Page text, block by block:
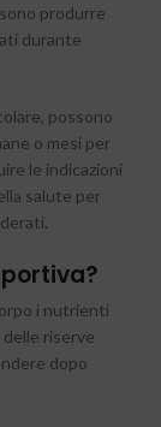
produrre
durante
possono
o mesi per
le indicazioni
salute per
i nutrienti
riserve
dopo